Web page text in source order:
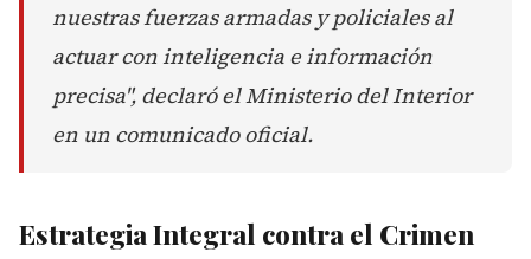
nuestras fuerzas armadas y policiales al
actuar con inteligencia e información
precisa", declaró el Ministerio del Interior
en un comunicado oficial.
Estrategia Integral contra el Crimen